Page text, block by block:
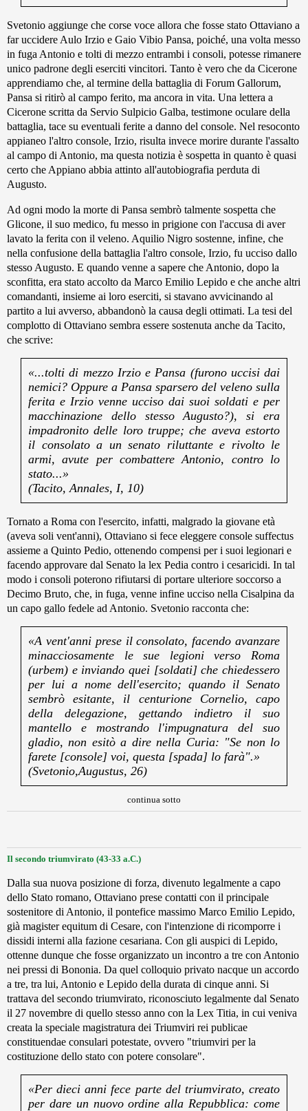
Svetonio aggiunge che corse voce allora che fosse stato Ottaviano a
far uccidere Aulo Irzio e Gaio Vibio Pansa, poiché, una volta messo
in fuga Antonio e tolti di mezzo entrambi i consoli, potesse rimanere
unico padrone degli eserciti vincitori. Tanto è vero che da Cicerone
apprendiamo che, al termine della battaglia di Forum Gallorum,
Pansa si ritirò al campo ferito, ma ancora in vita. Una lettera a
Cicerone scritta da Servio Sulpicio Galba, testimone oculare della
battaglia, tace su eventuali ferite a danno del console. Nel resoconto
appianeo l'altro console, Irzio, risulta invece morire durante l'assalto
al campo di Antonio, ma questa notizia è sospetta in quanto è quasi
certo che Appiano abbia attinto all'autobiografia perduta di
Augusto.
Ad ogni modo la morte di Pansa sembrò talmente sospetta che
Glicone, il suo medico, fu messo in prigione con l'accusa di aver
lavato la ferita con il veleno. Aquilio Nigro sostenne, infine, che
nella confusione della battaglia l'altro console, Irzio, fu ucciso dallo
stesso Augusto. E quando venne a sapere che Antonio, dopo la
sconfitta, era stato accolto da Marco Emilio Lepido e che anche altri
comandanti, insieme ai loro eserciti, si stavano avvicinando al
partito a lui avverso, abbandonò la causa degli ottimati. La tesi del
complotto di Ottaviano sembra essere sostenuta anche da Tacito,
che scrive:
«...tolti di mezzo Irzio e Pansa (furono uccisi dai
nemici? Oppure a Pansa sparsero del veleno sulla
ferita e Irzio venne ucciso dai suoi soldati e per
macchinazione dello stesso Augusto?), si era
impadronito delle loro truppe; che aveva estorto
il consolato a un senato riluttante e rivolto le
armi, avute per combattere Antonio, contro lo
stato...»
(Tacito, Annales, I, 10)
Tornato a Roma con l'esercito, infatti, malgrado la giovane età
(aveva soli vent'anni), Ottaviano si fece eleggere console suffectus
assieme a Quinto Pedio, ottenendo compensi per i suoi legionari e
facendo approvare dal Senato la lex Pedia contro i cesaricidi. In tal
modo i consoli poterono rifiutarsi di portare ulteriore soccorso a
Decimo Bruto, che, in fuga, venne infine ucciso nella Cisalpina da
un capo gallo fedele ad Antonio. Svetonio racconta che:
«A vent'anni prese il consolato, facendo avanzare
minacciosamente le sue legioni verso Roma
(urbem) e inviando quei [soldati] che chiedessero
per lui a nome dell'esercito; quando il Senato
sembrò esitante, il centurione Cornelio, capo
della delegazione, gettando indietro il suo
mantello e mostrando l'impugnatura del suo
gladio, non esitò a dire nella Curia: "Se non lo
farete [console] voi, questa [spada] lo farà".»
(Svetonio,Augustus, 26)
continua sotto
Il secondo triumvirato (43-33 a.C.)
Dalla sua nuova posizione di forza, divenuto legalmente a capo
dello Stato romano, Ottaviano prese contatti con il principale
sostenitore di Antonio, il pontefice massimo Marco Emilio Lepido,
già magister equitum di Cesare, con l'intenzione di ricomporre i
dissidi interni alla fazione cesariana. Con gli auspici di Lepido,
ottenne dunque che fosse organizzato un incontro a tre con Antonio
nei pressi di Bononia. Da quel colloquio privato nacque un accordo
a tre, tra lui, Antonio e Lepido della durata di cinque anni. Si
trattava del secondo triumvirato, riconosciuto legalmente dal Senato
il 27 novembre di quello stesso anno con la Lex Titia, in cui veniva
creata la speciale magistratura dei Triumviri rei publicae
constituendae consulari potestate, ovvero "triumviri per la
costituzione dello stato con potere consolare".
«Per dieci anni fece parte del triumvirato, creato
per dare un nuovo ordine alla Repubblica: come